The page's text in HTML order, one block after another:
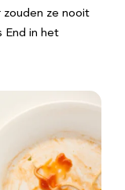
zouden ze nooit
End in het